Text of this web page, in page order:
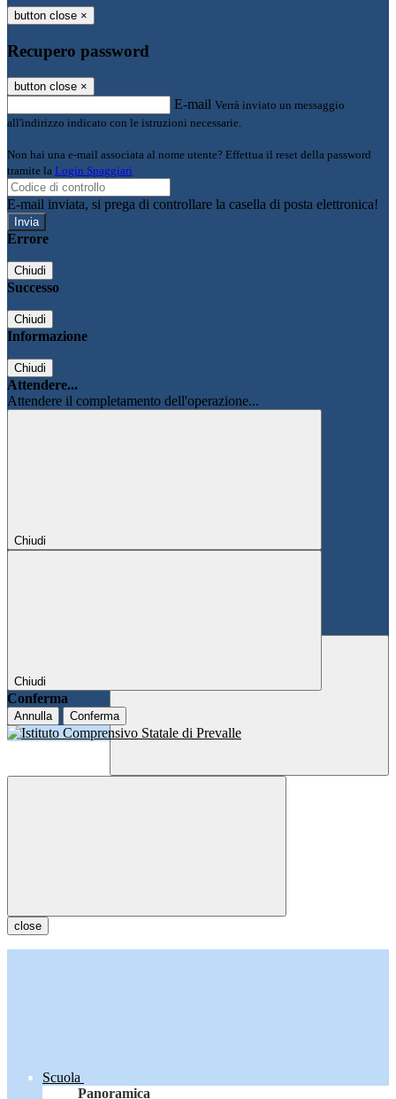
button close ×
Recupero password
button close ×
E-mail Verrà inviato un messaggio
all'indirizzo indicato con le istruzioni necessarie.
Non hai una e-mail associata al nome utente? Effettua il reset della password
tramite la Login Spaggiari
E-mail inviata, si prega di controllare la casella di posta elettronica!
Errore
Chiudi
Successo
Chiudi
Informazione
Chiudi
Attendere...
Attendere il completamento dell'operazione...
Chiudi
Chiudi
Conferma
Annulla Conferma
close
Scuola
Panoramica